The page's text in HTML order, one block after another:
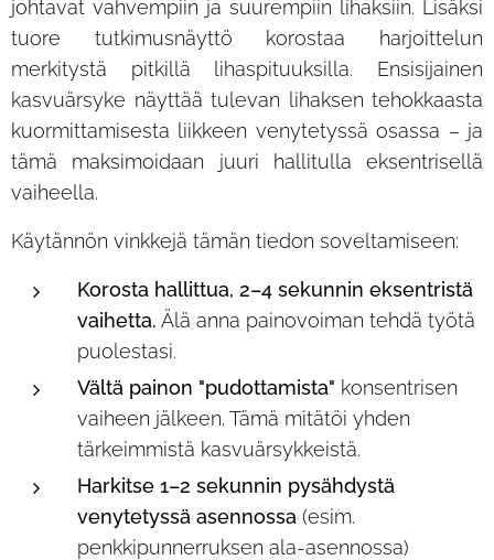
johtavat vahvempiin ja suurempiin lihaksiin. Lisäksi
tuore tutkimusnäyttö korostaa harjoittelun
merkitystä pitkillä lihaspituuksilla. Ensisijainen
kasvuärsyke näyttää tulevan lihaksen tehokkaasta
kuormittamisesta liikkeen venytetyssä osassa – ja
tämä maksimoidaan juuri hallitulla eksentrisellä
vaiheella.
Käytännön vinkkejä tämän tiedon soveltamiseen:
Korosta hallittua, 2–4 sekunnin eksentristä
vaihetta. Älä anna painovoiman tehdä työtä
puolestasi.
Vältä painon "pudottamista" konsentrisen
vaiheen jälkeen. Tämä mitätöi yhden
tärkeimmistä kasvuärsykkeistä.
Harkitse 1–2 sekunnin pysähdystä
venytetyssä asennossa (esim.
penkkipunnerruksen ala-asennossa)